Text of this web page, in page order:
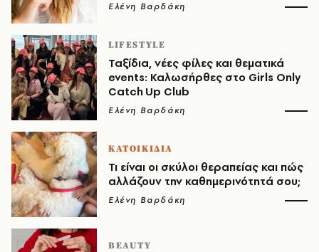
Ελένη Βαρδάκη
LIFESTYLE
Ταξίδια, νέες φίλες και θεματικά
events: Καλωσήρθες στο Girls Only
Catch Up Club
Ελένη Βαρδάκη
ΚΑΤΟΙΚΙΔΙΑ
Τι είναι οι σκύλοι θεραπείας και πώς
αλλάζουν την καθημερινότητά σου;
Ελένη Βαρδάκη
BEAUTY